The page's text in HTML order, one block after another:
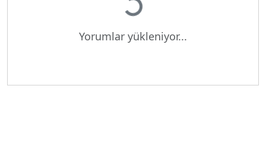
Yükleniyor...
Yorumlar yükleniyor...